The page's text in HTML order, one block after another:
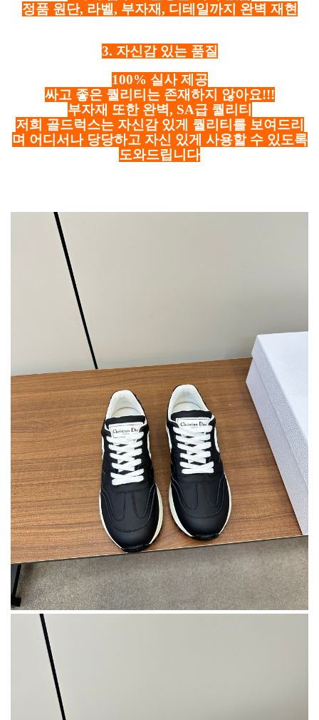
정품 원단, 라벨, 부자재, 디테일까지 완벽 재현
3. 자신감 있는 품질
100% 실사 제공
싸고 좋은 퀄리티는 존재하지 않아요!!!
부자재 또한 완벽, SA급 퀄리티
저희 골드럭스는 자신감 있게 퀄리티를 보여드리
며 어디서나 당당하고 자신 있게 사용할 수 있도록
도와드립니다